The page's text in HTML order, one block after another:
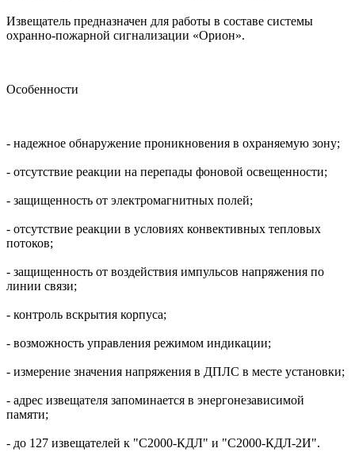
Извещатель предназначен для работы в составе системы
охранно-пожарной сигнализации «Орион».
Особенности
- надежное обнаружение проникновения в охраняемую зону;
- отсутствие реакции на перепады фоновой освещенности;
- защищенность от электромагнитных полей;
- отсутствие реакции в условиях конвективных тепловых
потоков;
- защищенность от воздействия импульсов напряжения по
линии связи;
- контроль вскрытия корпуса;
- возможность управления режимом индикации;
- измерение значения напряжения в ДПЛС в месте установки;
- адрес извещателя запоминается в энергонезависимой
памяти;
- до 127 извещателей к "С2000-КДЛ" и "С2000-КДЛ-2И".